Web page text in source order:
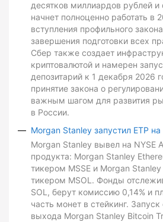
десятков миллиардов рублей и
начнет полноценно работать в
вступления профильного
завершения подготовки всех
Сбер также создает
криптовалютой и намерен
депозитарий к 1 декабря 2026
принятие закона о
важным шагом для развития
в России.
Morgan Stanley запустил ETP на
Morgan Stanley вывел на NYSE
продукта: Morgan Stanley
тикером MSSE и Morgan
тикером MSOL. Фонды
SOL, берут комиссию 0,14% и
часть монет в стейкинг.
выхода Morgan Stanley Bitcoin